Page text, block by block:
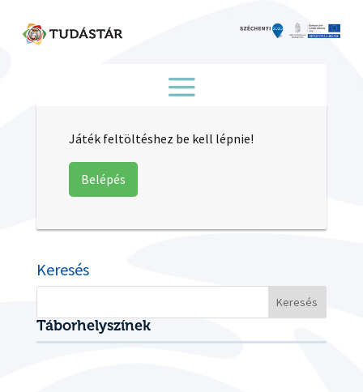
content
Játék feltöltéshez be kell lépnie!
Belépés
Keresés
Táborhelyszínek